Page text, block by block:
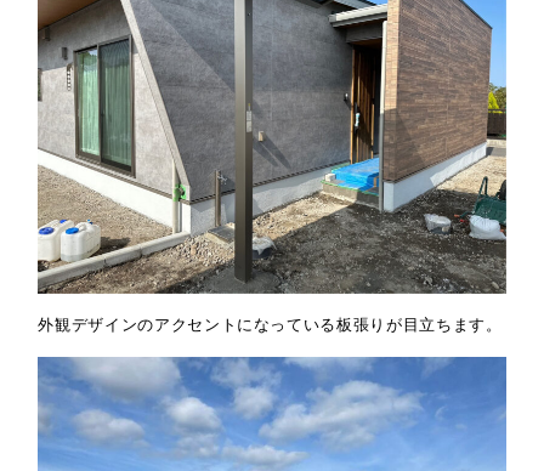
外観デザインのアクセントになっている板張りが目立ちます。